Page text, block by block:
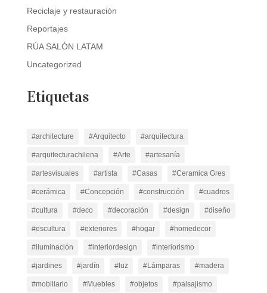
Reciclaje y restauración
Reportajes
RÚA SALÓN LATAM
Uncategorized
Etiquetas
#architecture #Arquitecto #arquitectura
#arquitecturachilena #Arte #artesanía
#artesvisuales #artista #Casas #Ceramica Gres
#cerámica #Concepción #construcción #cuadros
#cultura #deco #decoración #design #diseño
#escultura #exteriores #hogar #homedecor
#iluminación #interiordesign #interiorismo
#jardines #jardín #luz #Lámparas #madera
#mobiliario #Muebles #objetos #paisajismo